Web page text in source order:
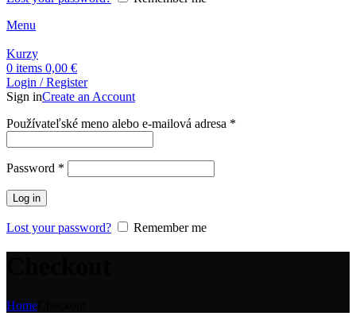
Menu
Kurzy
0 items 0,00 €
Login / Register
Sign inCreate an Account
Používateľské meno alebo e-mailová adresa *
Password *
Log in
Lost your password? Remember me
Home